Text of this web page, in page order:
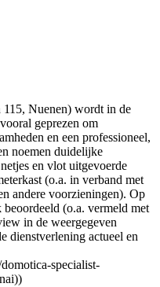
Nuenen) wordt in de
geprezen om
en een professioneel,
noemen duidelijke
en vlot uitgevoerde
(o.a. in verband met
andere voorzieningen). Op
(o.a. vermeld met
in de weergegeven
dienstverlening actueel en
specialist-